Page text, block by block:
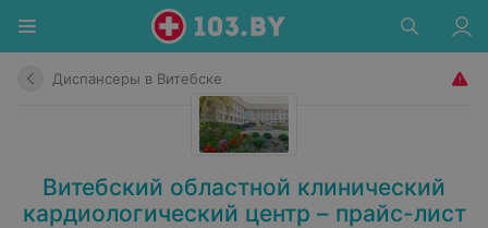
Диспансеры в Витебске
Витебский областной клинический
кардиологический центр – прайс-лист